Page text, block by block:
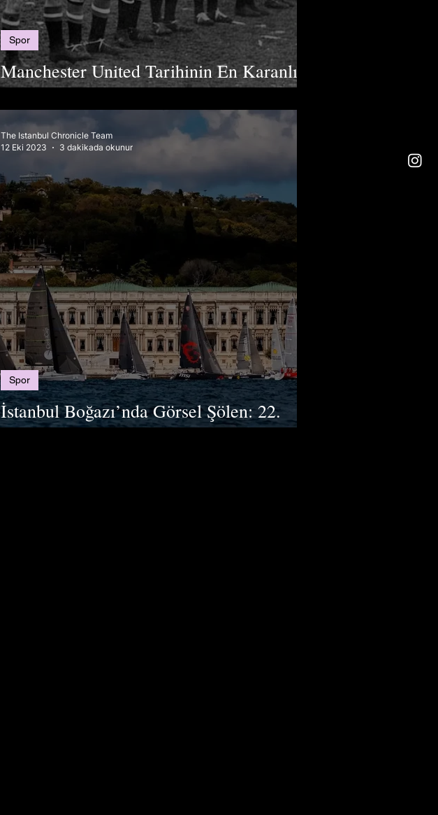
Manchester United Tarihinin En Karanlık
Günü: 6 Şubat Münih Hava Felaketi
Spor
İstanbul Boğazı’nda Görsel Şölen: 22.
Bosphorus Cup
Spor
The Istanbul Chronicle Team
12 Eki 2023
3 dakikada okunur